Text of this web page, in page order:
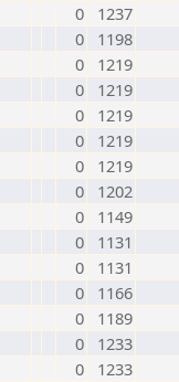
0
1237
0
1198
0
1219
0
1219
0
1219
0
1219
0
1219
0
1202
0
1149
0
1131
0
1131
0
1166
0
1189
0
1233
0
1233